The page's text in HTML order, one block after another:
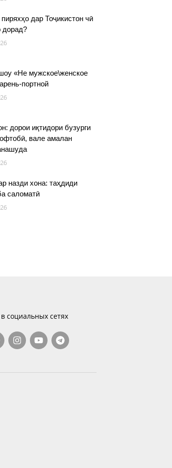
дар Тоҷикистон чӣ
дорад?
«Не мужское\женское
портной
дорои иқтидори бузурги
вале амалан
назди хона: таҳдиди
саломатӣ
социальных сетях